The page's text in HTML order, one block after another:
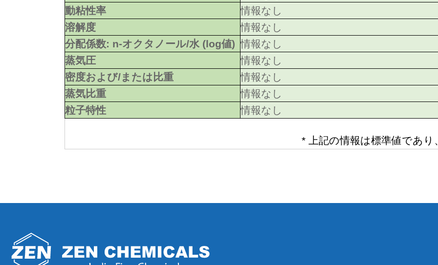
動粘性率
情報なし
溶解度
情報なし
分配係数: n-オクタノール/水 (log値) 情報なし
蒸気圧
情報なし
密度および/または比重
情報なし
蒸気比重
情報なし
粒子特性
情報なし
* 上記の情報は標準値であ